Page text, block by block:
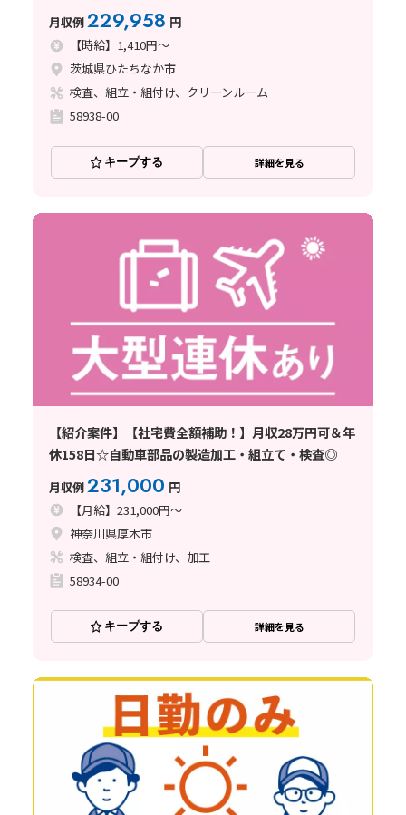
の組立や検査♪
月収例229,958 円
【時給】1,410円～
茨城県ひたちなか市
検査、組立・組付け、クリーンルーム
58938-00
キープする 詳細を見る
【紹介案件】【社宅費全額補助！】月収28万円可＆年
休158日☆自動車部品の製造加工・組立て・検査◎
月収例231,000 円
【月給】231,000円～
神奈川県厚木市
検査、組立・組付け、加工
58934-00
キープする 詳細を見る